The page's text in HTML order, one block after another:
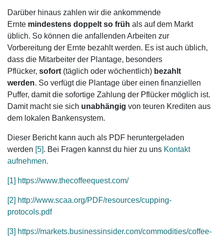
Darüber hinaus zahlen wir die ankommende
Ernte mindestens doppelt so früh als auf dem Markt
üblich. So können die anfallenden Arbeiten zur
Vorbereitung der Ernte bezahlt werden. Es ist auch üblich,
dass die Mitarbeiter der Plantage, besonders
Pflücker, sofort (täglich oder wöchentlich) bezahlt
werden. So verfügt die Plantage über einen finanziellen
Puffer, damit die sofortige Zahlung der Pflücker möglich ist.
Damit macht sie sich unabhängig von teuren Krediten aus
dem lokalen Bankensystem.
Dieser Bericht kann auch als PDF heruntergeladen
werden [5]. Bei Fragen kannst du hier zu uns Kontakt
aufnehmen.
[1] https://www.thecoffeequest.com/
[2] http://www.scaa.org/PDF/resources/cupping-
protocols.pdf
[3] https://markets.businessinsider.com/commodities/coffee-